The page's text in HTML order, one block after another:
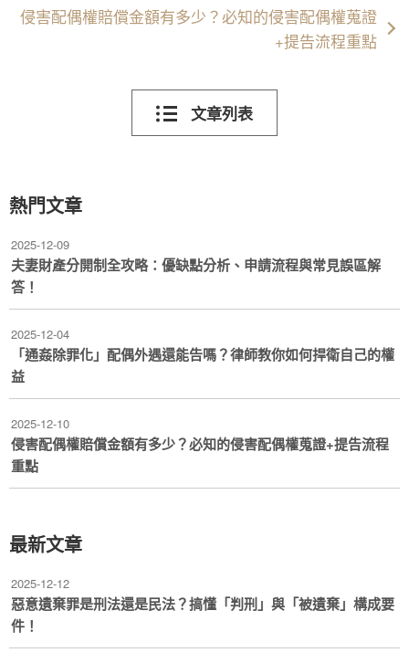
侵害配偶權賠償金額有多少？必知的侵害配偶權蒐證
+提告流程重點
文章列表
熱門文章
2025-12-09
夫妻財產分開制全攻略：優缺點分析、申請流程與常見誤區解
答！
2025-12-04
「通姦除罪化」配偶外遇還能告嗎？律師教你如何捍衛自己的權
益
2025-12-10
侵害配偶權賠償金額有多少？必知的侵害配偶權蒐證+提告流程
重點
最新文章
2025-12-12
惡意遺棄罪是刑法還是民法？搞懂「判刑」與「被遺棄」構成要
件！